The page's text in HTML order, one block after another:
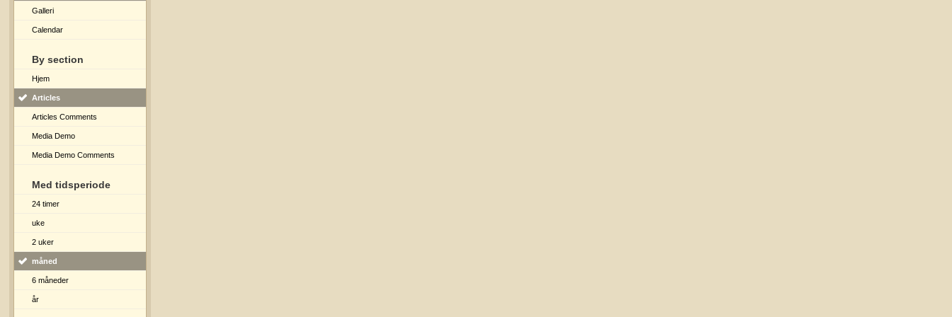
Galleri
Calendar
By section
Hjem
Articles
Articles Comments
Media Demo
Media Demo Comments
Med tidsperiode
24 timer
uke
2 uker
måned
6 måneder
år